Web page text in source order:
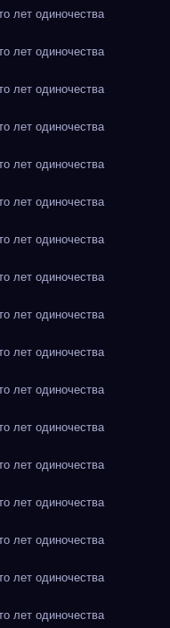
лет одиночества
лет одиночества
лет одиночества
лет одиночества
лет одиночества
лет одиночества
лет одиночества
лет одиночества
лет одиночества
лет одиночества
лет одиночества
лет одиночества
лет одиночества
лет одиночества
лет одиночества
лет одиночества
лет одиночества